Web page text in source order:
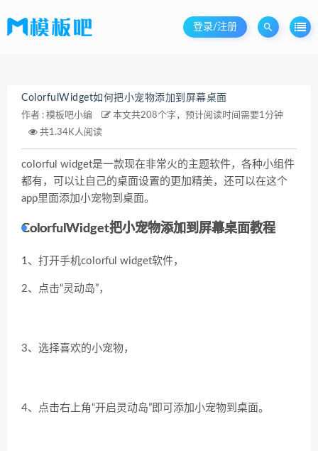
登录/注册
ColorfulWidget如何把小宠物添加到屏幕桌面
作者 : 模板吧小编
本文共208个字，预计阅读时间需要1分钟
共1.34K人阅读
colorful widget是一款现在非常火的主题软件，各种小组件
都有，可以让自己的桌面设置的更加精美，还可以在这个
app里面添加小宠物到桌面。
ColorfulWidget把小宠物添加到屏幕桌面教程
1、打开手机colorful widget软件，
2、点击“灵动岛”，
3、选择喜欢的小宠物，
4、点击右上角“开启灵动岛”即可添加小宠物到桌面。